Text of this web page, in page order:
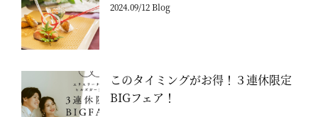
2024.09/12 Blog
このタイミングがお得！３連休限定
BIGフェア！